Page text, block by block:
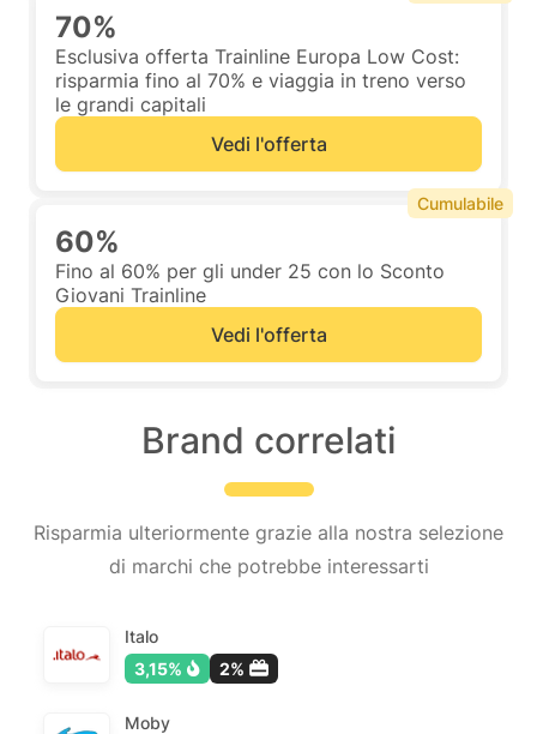
70%
Esclusiva offerta Trainline Europa Low Cost:
risparmia fino al 70% e viaggia in treno verso
le grandi capitali
Vedi l'offerta
60%
Fino al 60% per gli under 25 con lo Sconto
Giovani Trainline
Vedi l'offerta
Cumulabile
Brand correlati
Risparmia ulteriormente grazie alla nostra selezione
di marchi che potrebbe interessarti
Italo
3,15%
2%
Moby